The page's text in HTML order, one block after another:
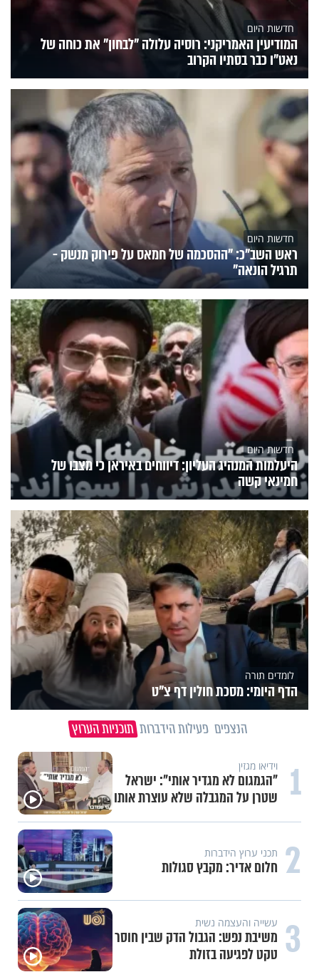
חדשות היום
המודיעין האמריקני: רוסיה עלולה "לבחון" את כוחה של
נאט"ו כבר בסתיו הקרוב
חדשות היום
ראש השב"כ: "ההסכמה של חמאס על פירוק מנשק -
תרגיל הונאה"
חדשות היום
היעלמות המנהיג העליון: דיווחים באיראן כי מצבו של
חמינאי קשה
לומדים תורה
הדף היומי: מסכת חולין דף צ"ט
הנצפים פעילות הידברות תוכניות הערוץ
1 וידיאו מגזין
"הגמגום לא מגדיר אותי": ישראל
שטרן על המגבלה שלא עוצרת אותו
2 תכני ערוץ הידברות
חלום אדיר: מקבץ סגולות
3 עשייה והעצמה נשית
משיבת נפש: הגבול הדק שבין חוסר
טקט לפגיעה בזולת